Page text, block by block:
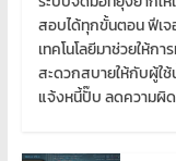
สอบได้ทุกขั้นตอน ฟีเจ
เทคโนโลยีมาช่วยให้ก
สะดวกสบายให้กับผู้ใ
แจ้งหนี้ปั๊บ ลดความผิ